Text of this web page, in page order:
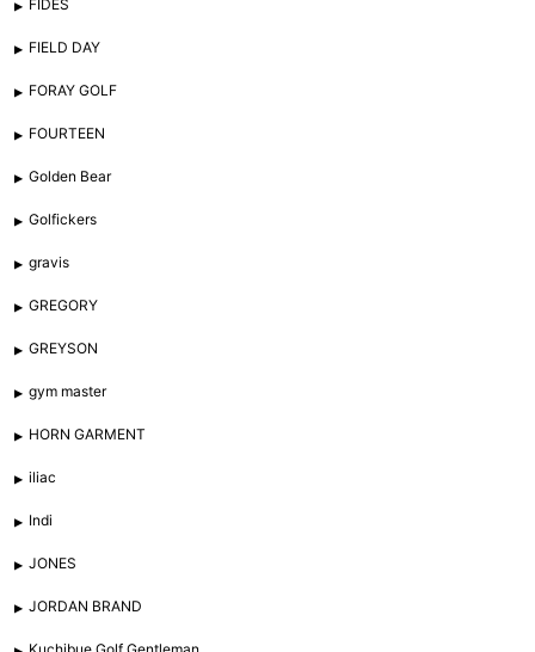
FIDES
FIELD DAY
FORAY GOLF
FOURTEEN
Golden Bear
Golfickers
gravis
GREGORY
GREYSON
gym master
HORN GARMENT
iliac
Indi
JONES
JORDAN BRAND